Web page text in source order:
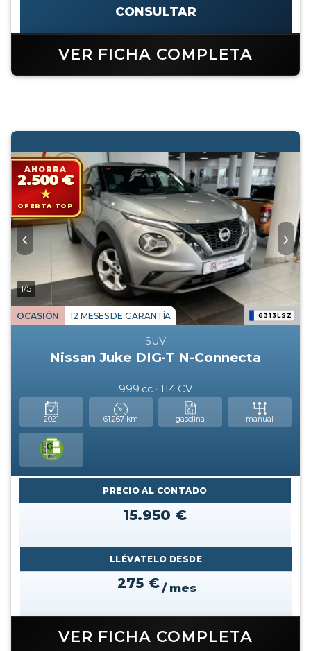
CONSULTAR
VER FICHA COMPLETA
‹ ›
AHORRA
2.500 €
OFERTA TOP
1/5
OCASIÓN 12 MESES DE GARANTÍA 6313LSZ
SUV
Nissan Juke DIG-T N-Connecta
999 cc · 114 CV
2021 61.267 km gasolina manual
PRECIO AL CONTADO
15.950 €
LLÉVATELO DESDE
275 €/ mes
VER FICHA COMPLETA